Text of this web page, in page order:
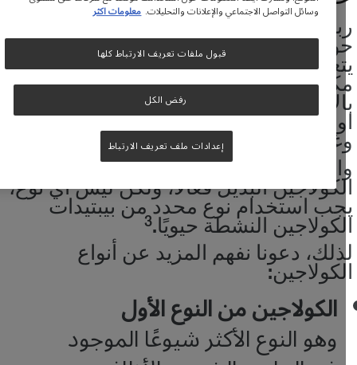
تكون قد قرأت وسمعت عن "الجدل
مكملات الكولاجين"، لا سيما فيما
بقدرة جسمك على امتصاص
الكولاجين وتوجيهها إلى بشرتك،
إلى الأوتار، والغضاريف،
والعضلات، والشعر والأظافر،
السار هو، نعم، يمكن أن يكون
البديل فعَّالًا، ولكن ليس أي نوع،
استخدام نوع محدد من بيبتيدات
النشطة حيويًا.3
دعونا نفهم المزيد عن أنواع
الكولاجين من النوع الأول
وهو النوع الأكثر شيوعًا الموجود
وسائل التواصل الاجتماعي والإعلانات والتحليلات. معلومات اكثر
رفض الكل
قبول ملفات تعريف الارتباط كلها
إعدادات ملف تعريف الارتباط